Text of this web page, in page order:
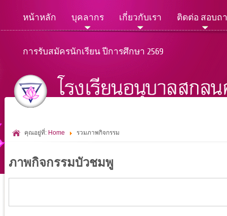
หน้าหลัก บุคลากร เกี่ยวกับเรา ติดต่อ สอบถ
การรับสมัครนักเรียน ปีการศึกษา 2569
คุณอยู่ที่: Home รวมภาพกิจกรรม
ภาพกิจกรรมบัวชมพู